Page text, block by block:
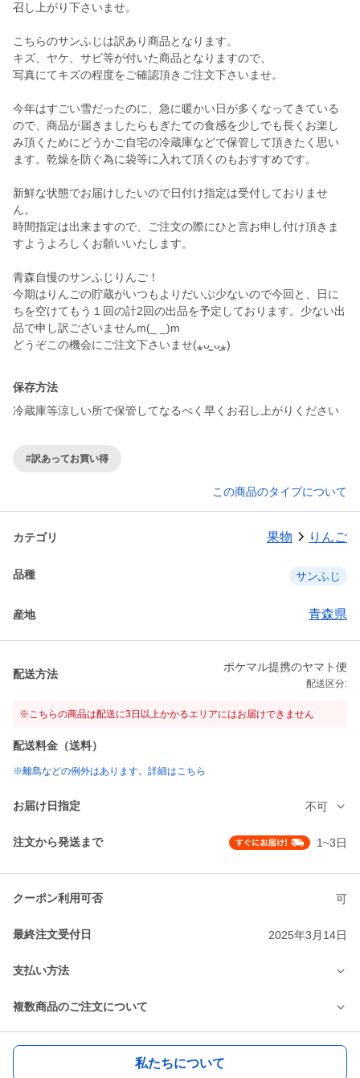
召し上がり下さいませ。
こちらのサンふじは訳あり商品となります。
キズ、ヤケ、サビ等が付いた商品となりますので、
写真にてキズの程度をご確認頂きご注文下さいませ。
今年はすごい雪だったのに、急に暖かい日が多くなってきている
ので、商品が届きましたらもぎたての食感を少しでも長くお楽し
み頂くためにどうかご自宅の冷蔵庫などで保管して頂きたく思い
ます。乾燥を防ぐ為に袋等に入れて頂くのもおすすめです。
新鮮な状態でお届けしたいので日付け指定は受付しておりませ
ん。
時間指定は出来ますので、ご注文の際にひと言お申し付け頂きま
すようよろしくお願いいたします。
青森自慢のサンふじりんご！
今期はりんごの貯蔵がいつもよりだいぶ少ないので今回と、日に
ちを空けてもう１回の計2回の出品を予定しております。少ない出
品で申し訳ございませんm(_ _)m
保存方法
冷蔵庫等涼しい所で保管してなるべく早くお召し上がりください
#訳あってお買い得
この商品のタイプについて
カテゴリ 果物 りんご
品種 サンふじ
産地 青森県
配送方法
ポケマル提携のヤマト便
配送区分:
※こちらの商品は配送に3日以上かかるエリアにはお届けできません
配送料金（送料）
※離島などの例外はあります。詳細はこちら
お届け日指定 不可
注文から発送まで 1~3日
クーポン利用可否 可
最終注文受付日 2025年3月14日
支払い方法
複数商品のご注文について
私たちについて